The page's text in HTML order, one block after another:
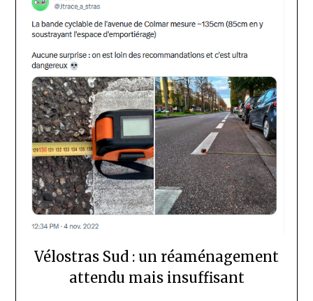
Vélostras Sud : un réaménagement
attendu mais insuffisant